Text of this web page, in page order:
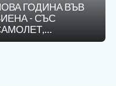
ГОДИНА ВЪВ
- СЪС
НА